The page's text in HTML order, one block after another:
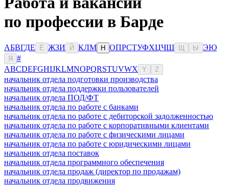
по профессии в Барде
АБВГДЕ Ё ЖЗИ Й КЛМ Н ОПРСТУФХЦЧШ Ы ЭЮ
Я
#
ABCDEFGHIJKLMNOPQRSTUVWX Y Z
начальник отдела подготовки производства
начальник отдела поддержки пользователей
начальник отдела ПОД/ФТ
начальник отдела по работе с банками
начальник отдела по работе с дебиторской задолженностью
начальник отдела по работе с корпоративными клиентами
начальник отдела по работе с физическими лицами
начальник отдела по работе с юридическими лицами
начальник отдела поставок
начальник отдела программного обеспечения
начальник отдела продаж (директор по продажам)
начальник отдела продвижения